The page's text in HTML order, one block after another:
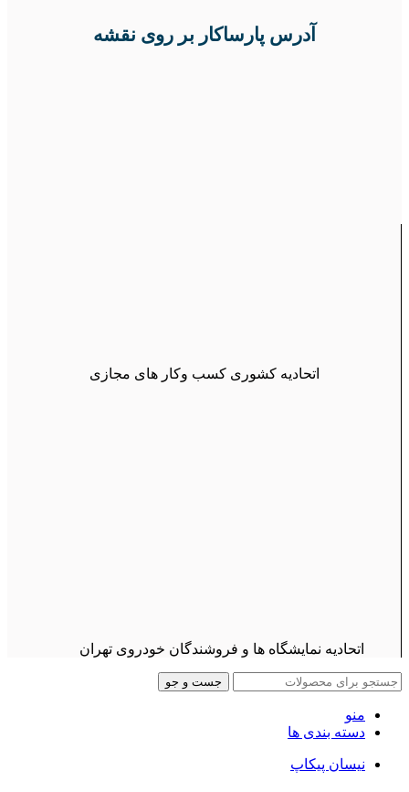
آدرس پارساکار بر روی نقشه
اتحادیه کشوری کسب وکار های مجازی
اتحادیه نمایشگاه ها و فروشندگان خودروی تهران
جست و جو
منو
دسته بندی ها
نیسان پیکاپ